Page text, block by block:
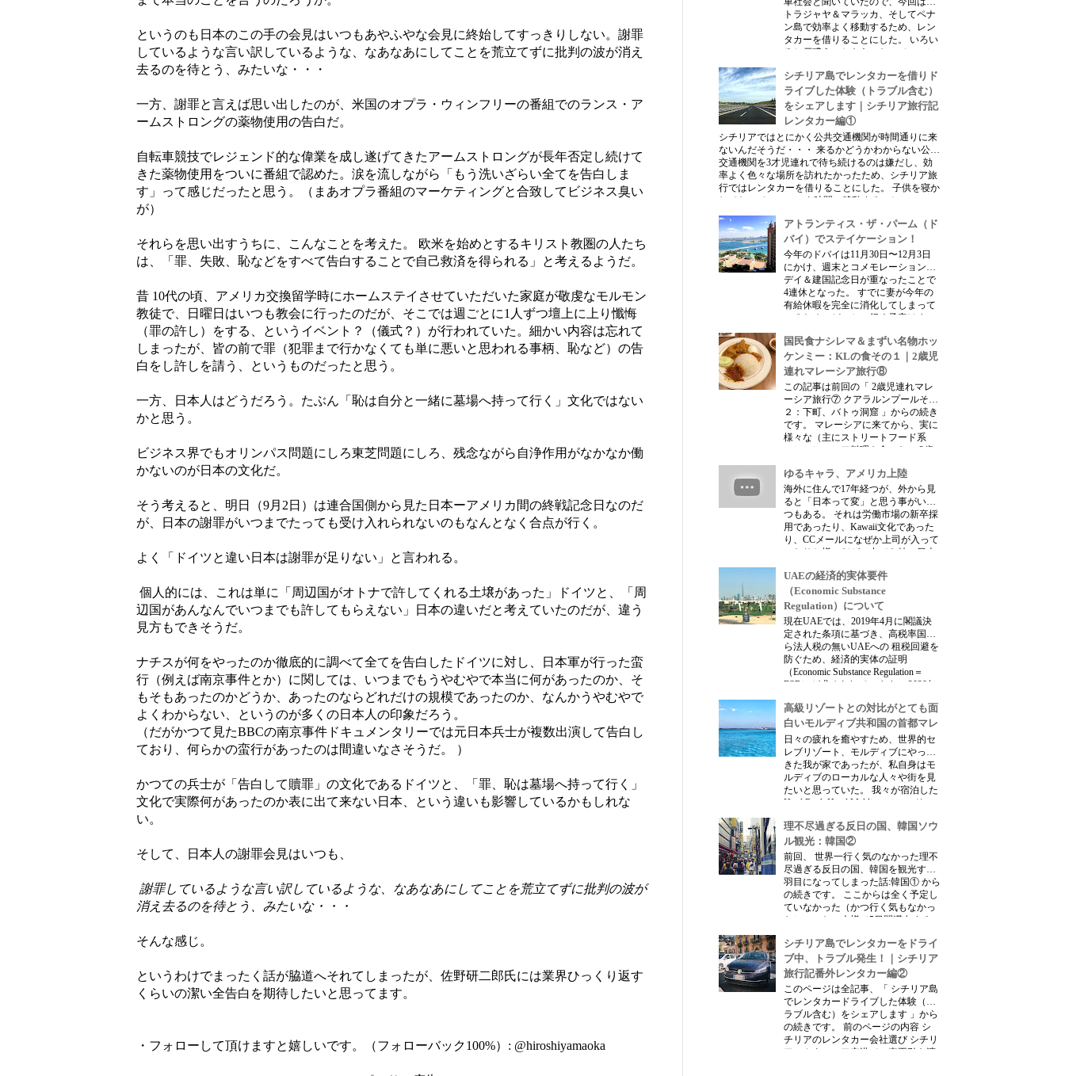
というのも日本のこの手の会見はいつもあやふやな会見に終始してすっきりしない。謝罪
しているような言い訳しているような、なあなあにしてことを荒立てずに批判の波が消え
去るのを待とう、みたいな・・・
一方、謝罪と言えば思い出したのが、米国のオプラ・ウィンフリーの番組でのランス・ア
ームストロングの薬物使用の告白だ。
自転車競技でレジェンド的な偉業を成し遂げてきたアームストロングが長年否定し続けて
きた薬物使用をついに番組で認めた。涙を流しながら「もう洗いざらい全てを告白しま
す」って感じだったと思う。（まあオプラ番組のマーケティングと合致してビジネス臭い
が）
それらを思い出すうちに、こんなことを考えた。 欧米を始めとするキリスト教圏の人たち
は、「罪、失敗、恥などをすべて告白することで自己救済を得られる」と考えるようだ。
昔 10代の頃、アメリカ交換留学時にホームステイさせていただいた家庭が敬虔なモルモン
教徒で、日曜日はいつも教会に行ったのだが、そこでは週ごとに1人ずつ壇上に上り懺悔
（罪の許し）をする、というイベント？（儀式？）が行われていた。細かい内容は忘れて
しまったが、皆の前で罪（犯罪まで行かなくても単に悪いと思われる事柄、恥など）の告
白をし許しを請う、というものだったと思う。
一方、日本人はどうだろう。たぶん「恥は自分と一緒に墓場へ持って行く」文化ではない
かと思う。
ビジネス界でもオリンパス問題にしろ東芝問題にしろ、残念ながら自浄作用がなかなか働
かないのが日本の文化だ。
そう考えると、明日（9月2日）は連合国側から見た日本ーアメリカ間の終戦記念日なのだ
が、日本の謝罪がいつまでたっても受け入れられないのもなんとなく合点が行く。
よく「ドイツと違い日本は謝罪が足りない」と言われる。
個人的には、これは単に「周辺国がオトナで許してくれる土壌があった」ドイツと、「周
辺国があんなんでいつまでも許してもらえない」日本の違いだと考えていたのだが、違う
見方もできそうだ。
ナチスが何をやったのか徹底的に調べて全てを告白したドイツに対し、日本軍が行った蛮
行（例えば南京事件とか）に関しては、いつまでもうやむやで本当に何があったのか、そ
もそもあったのかどうか、あったのならどれだけの規模であったのか、なんかうやむやで
よくわからない、というのが多くの日本人の印象だろう。
（だがかつて見たBBCの南京事件ドキュメンタリーでは元日本兵士が複数出演して告白し
ており、何らかの蛮行があったのは間違いなさそうだ。 ）
かつての兵士が「告白して贖罪」の文化であるドイツと、「罪、恥は墓場へ持って行く」
文化で実際何があったのか表に出て来ない日本、という違いも影響しているかもしれな
い。
そして、日本人の謝罪会見はいつも、
謝罪しているような言い訳しているような、なあなあにしてことを荒立てずに批判の波が
消え去るのを待とう、みたいな・・・
そんな感じ。
というわけでまったく話が脇道へそれてしまったが、佐野研二郎氏には業界ひっくり返す
くらいの潔い全告白を期待したいと思ってます。
・フォローして頂けますと嬉しいです。（フォローバック100%）: @hiroshiyamaoka
トラジャヤ＆マラッカ、そしてペナ
ン島で効率よく移動するため、レン
タカーを借りることにした。 いろい
ろと戸惑うこともあったので、マレ
感想をここに記しておこうと思う。
われわ...
シチリア島でレンタカーを借りド
ライブした体験（トラブル含む）
をシェアします｜シチリア旅行記
レンタカー編①
シチリアではとにかく公共交通機関が時間通りに来
ないんだそうだ・・・ 来るかどうかわからない公共
交通機関を3才児連れで待ち続けるのは嫌だし、効
率よく色々な場所を訪れたかったため、シチリア旅
行ではレンタカーを借りることにした。 子供を寝か
しておいて、シエスタ時間に移動する、と...
アトランティス・ザ・パーム（ド
バイ）でステイケーション！
今年のドバイは11月30日〜12月3日
にかけ、週末とコメモレーション・
デイ＆建国記念日が重なったことで
4連休となった。 すでに妻が今年の
有給休暇を完全に消化してしまって
いるため、どこかへ行く予定はまっ
の数日前に「4日もあるから、どっ
か行く？」と...
国民食ナシレマ＆まずい名物ホッ
ケンミー：KLの食その１｜2歳児
連れマレーシア旅行⑧
この記事は前回の「 2歳児連れマレ
ーシア旅行⑦ クアラルンプールその
２：下町、バトゥ洞窟 」からの続き
です。 マレーシアに来てから、実に
様々な（主にストリートフード系
の）マレーシア料理を食べた。 2歳
食 2歳児連れマレーシア旅行⑤ ...
ゆるキャラ、アメリカ上陸
海外に住んで17年経つが、外から見
ると「日本って変」と思う事がいく
つもある。 それは労働市場の新卒採
用であったり、Kawaii文化であった
り、CCメールになぜか上司が入って
いたりと様々だが、中でも特に日本
変な文化だと思うのが「ゆるキャ
ラ」だ。 ...
UAEの経済的実体要件
（Economic Substance
Regulation）について
現在UAEでは、2019年4月に閣議決
定された条項に基づき、高税率国か
ら法人税の無いUAEへの 租税回避を
防ぐため、経済的実体の証明
（Economic Substance Regulation＝
ESR）が求められています。 2020年
登録官庁...
高級リゾートとの対比がとても面
白いモルディブ共和国の首都マレ
日々の疲れを癒やすため、世界的セ
レブリゾート、モルディブにやって
きた我が家であったが、私自身はモ
ルディブのローカルな人々や街を見
たいと思っていた。 我々が宿泊した
Hard Rock Hotel Maldives（ハードロ
市から近いところにあり...
理不尽過ぎる反日の国、韓国ソウ
ル観光：韓国②
前回、 世界一行く気のなかった理不
尽過ぎる反日の国、韓国を観光する
羽目になってしまった話:韓国① から
の続きです。 ここからは全く予定し
ていなかった（かつ行く気もなかっ
た）のにお一人様で5日間滞在する
ったことをつらつらとランダム
に・・...
シチリア島でレンタカーをドライ
ブ中、トラブル発生！｜シチリア
旅行記番外レンタカー編②
このページは全記事、「 シチリア島
でレンタカードライブした体験（ト
ラブル含む）をシェアします 」から
の続きです。 前のページの内容 シ
チリアのレンタカー会社選び シチリ
ア・カターニア空港での車両引き渡